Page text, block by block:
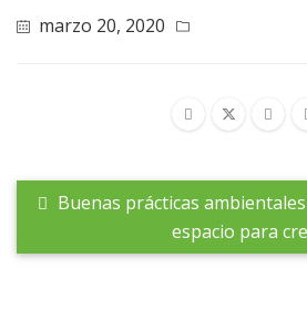
marzo 20, 2020
Buenas prácticas
espacio para